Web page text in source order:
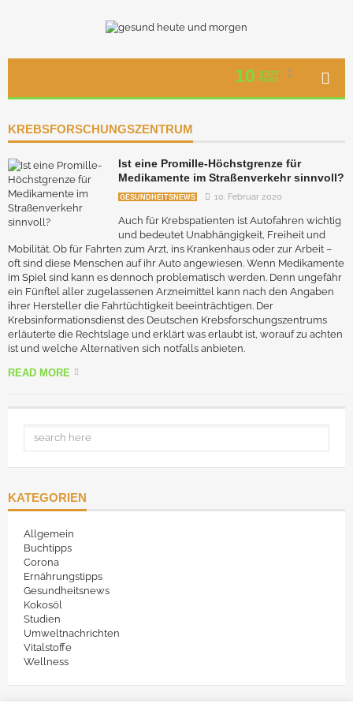
10
STAFF
PICKS
KREBSFORSCHUNGSZENTRUM
Ist eine Promille-Höchstgrenze für
Medikamente im Straßenverkehr sinnvoll?
GESUNDHEITSNEWS 10. Februar 2020
Auch für Krebspatienten ist Autofahren wichtig
und bedeutet Unabhängigkeit, Freiheit und
Mobilität. Ob für Fahrten zum Arzt, ins Krankenhaus oder zur Arbeit –
oft sind diese Menschen auf ihr Auto angewiesen. Wenn Medikamente
im Spiel sind kann es dennoch problematisch werden. Denn ungefähr
ein Fünftel aller zugelassenen Arzneimittel kann nach den Angaben
ihrer Hersteller die Fahrtüchtigkeit beeinträchtigen. Der
Krebsinformationsdienst des Deutschen Krebsforschungszentrums
erläuterte die Rechtslage und erklärt was erlaubt ist, worauf zu achten
ist und welche Alternativen sich notfalls anbieten.
READ MORE
KATEGORIEN
Allgemein
Buchtipps
Corona
Ernährungstipps
Gesundheitsnews
Kokosöl
Studien
Umweltnachrichten
Vitalstoffe
Wellness